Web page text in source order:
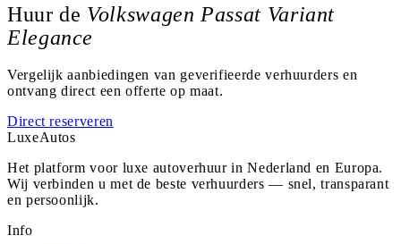
Huur de Volkswagen Passat Variant
Elegance
Vergelijk aanbiedingen van geverifieerde verhuurders en
ontvang direct een offerte op maat.
Direct reserveren
LuxeAutos
Het platform voor luxe autoverhuur in Nederland en Europa.
Wij verbinden u met de beste verhuurders — snel, transparant
en persoonlijk.
Info